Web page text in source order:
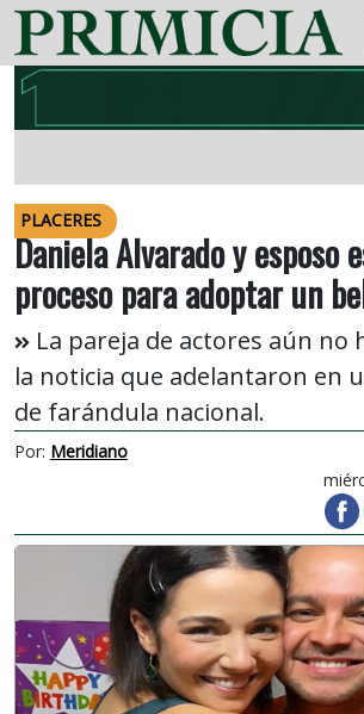
PLACERES
Daniela Alvarado y esposo
proceso para adoptar un
La pareja de actores aún no
la noticia que adelantaron en
de farándula nacional.
Por: Meridiano